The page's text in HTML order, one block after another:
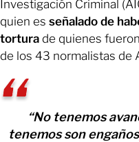
Investigación Criminal
quien es señalado de
tortura de quienes
de los 43 normalistas de
“No tenemos
tenemos son